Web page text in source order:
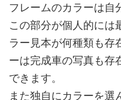
フレームのカラーは自
この部分が個人的には
ラー見本が何種類も存
ーは完成車の写真も存
できます。
また独自にカラーを選